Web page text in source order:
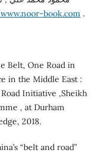
book.com .
Belt, One Road in
in the Middle East :
Initiative ,Sheikh
, at Durham
2018.
“belt and road”